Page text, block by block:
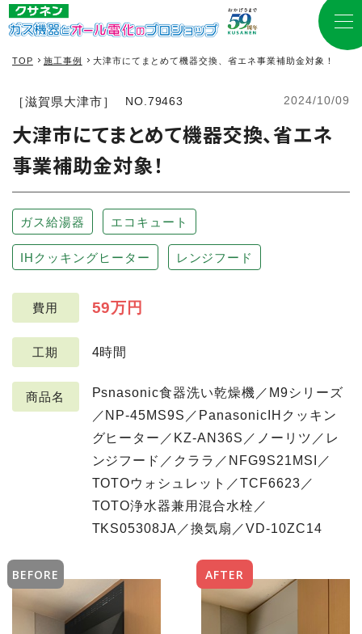
TOP 施工事例 大津市にてまとめて機器交換、省エネ事業補助金対象！
［滋賀県大津市］ NO.79463 2024/10/09
大津市にてまとめて機器交換、省エネ
事業補助金対象！
ガス給湯器 エコキュート
IHクッキングヒーター レンジフード
費用 59万円
工期 4時間
商品名
Psnasonic食器洗い乾燥機／M9シリーズ
／NP-45MS9S／PanasonicIHクッキン
グヒーター／KZ-AN36S／ノーリツ／レ
ンジフード／クララ／NFG9S21MSI／
TOTOウォシュレット／TCF6623／
TOTO浄水器兼用混合水栓／
TKS05308JA／換気扇／VD-10ZC14
BEFORE AFTER